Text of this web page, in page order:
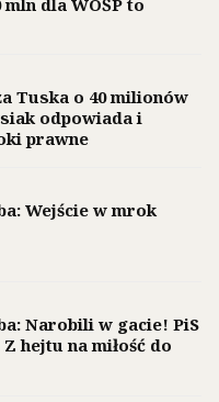
Tuska o 40 milionów
odpowiada i
prawne
Wejście w mrok
Narobili w gacie! PiS
hejtu na miłość do